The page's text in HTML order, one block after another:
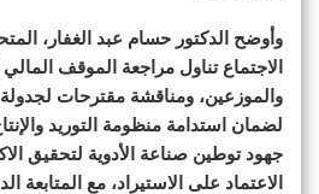
وأوضح الدكتور حسام عبد الغفار،
الاجتماع تناول مراجعة الموقف
والموزعين، ومناقشة مقترحات لجدولة
لضمان استدامة منظومة التوريد
جهود توطين صناعة الأدوية لتحقيق
الاعتماد على الاستيراد، مع المتابعة